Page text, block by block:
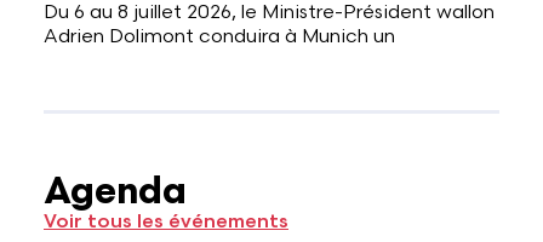
Du 6 au 8 juillet 2026, le Ministre-Président wallon
Adrien Dolimont conduira à Munich un
Agenda
Voir tous les événements